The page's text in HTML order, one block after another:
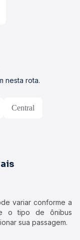
nesta rota.
Central
variar conforme a
o tipo de ônibus
sua passagem.